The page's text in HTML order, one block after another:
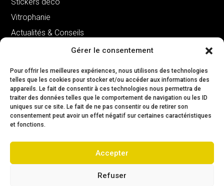
Gérer le consentement
Pour offrir les meilleures expériences, nous utilisons des technologies
telles que les cookies pour stocker et/ou accéder aux informations des
appareils. Le fait de consentir à ces technologies nous permettra de
traiter des données telles que le comportement de navigation ou les ID
uniques sur ce site. Le fait de ne pas consentir ou de retirer son
consentement peut avoir un effet négatif sur certaines caractéristiques
et fonctions.
Accepter
Refuser
Vitrophanie
Actualités & Conseils
Contact

Avenue de l’union 25 i
 +32 498 18 05 91